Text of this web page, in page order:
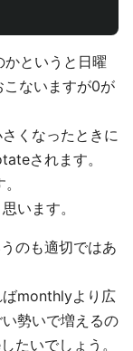
というと日曜
ないますが0が
くなったときに
されます。
います。
のも適切ではあ
ばmonthlyより広
勢いで増えるの
たいでしょう。